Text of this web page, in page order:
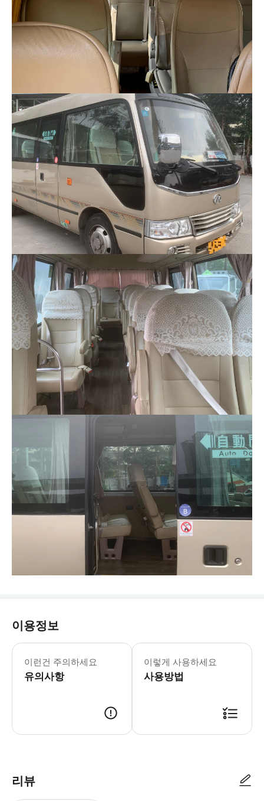
이용정보
이런건 주의하세요
유의사항
- 차량 정보 * 차량 모델: 이코노미 5
- 추가정보 * 아동용 카시트 1개는 탑
이렇게 사용하세요
사용방법
리뷰